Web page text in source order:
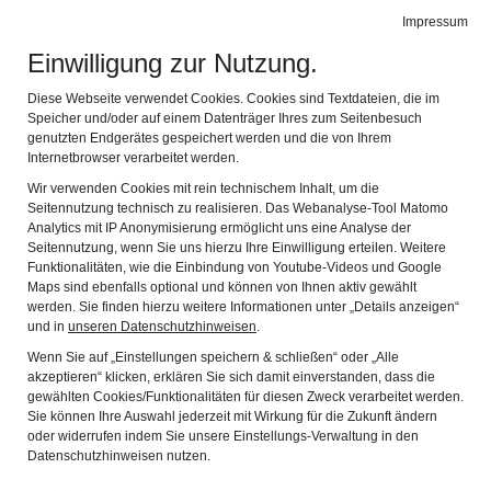
Impressum
Einwilligung zur Nutzung.
Diese Webseite verwendet Cookies. Cookies sind Textdateien, die im
Speicher und/oder auf einem Datenträger Ihres zum Seitenbesuch
genutzten Endgerätes gespeichert werden und die von Ihrem
Internetbrowser verarbeitet werden.
Wir verwenden Cookies mit rein technischem Inhalt, um die
Seitennutzung technisch zu realisieren. Das Webanalyse-Tool Matomo
Analytics mit IP Anonymisierung ermöglicht uns eine Analyse der
Seitennutzung, wenn Sie uns hierzu Ihre Einwilligung erteilen. Weitere
Funktionalitäten, wie die Einbindung von Youtube-Videos und Google
Maps sind ebenfalls optional und können von Ihnen aktiv gewählt
werden. Sie finden hierzu weitere Informationen unter „Details anzeigen“
und in unseren Datenschutzhinweisen.
Wenn Sie auf „Einstellungen speichern & schließen“ oder „Alle
akzeptieren“ klicken, erklären Sie sich damit einverstanden, dass die
gewählten Cookies/Funktionalitäten für diesen Zweck verarbeitet werden.
Sie können Ihre Auswahl jederzeit mit Wirkung für die Zukunft ändern
oder widerrufen indem Sie unsere Einstellungs-Verwaltung in den
Datenschutzhinweisen nutzen.
EINE GRUPPE DES TIROLER
BERGBAU- UND
HÜTTENMUSEUMS IN
BRIXLEGG BESUCHEN DAS
BERGBAUMUSEUM EISENREICH